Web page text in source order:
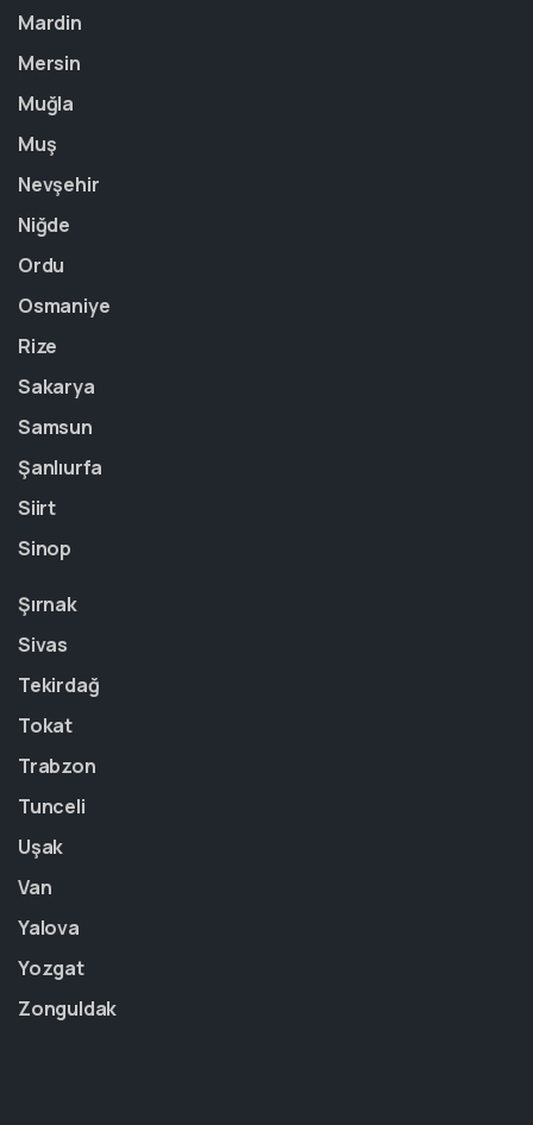
Mardin
Mersin
Muğla
Muş
Nevşehir
Niğde
Ordu
Osmaniye
Rize
Sakarya
Samsun
Şanlıurfa
Siirt
Sinop
Şırnak
Sivas
Tekirdağ
Tokat
Trabzon
Tunceli
Uşak
Van
Yalova
Yozgat
Zonguldak